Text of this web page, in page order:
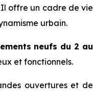
offre un cadre de vie
urbain.
neufs du 2 au
et fonctionnels.
ouvertures et de